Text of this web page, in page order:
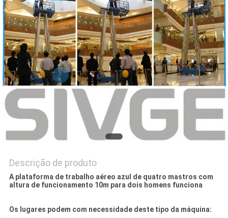
PRIVACY
POLICY
Descrição de produto
A plataforma de trabalho aéreo azul de quatro mastros com
altura de funcionamento 10m para dois homens funciona
Os lugares podem com necessidade deste tipo da máquina: